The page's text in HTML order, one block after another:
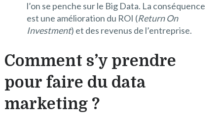
l’on se penche sur le Big Data. La conséquence
est une amélioration du ROI (Return On
Investment) et des revenus de l’entreprise.
Comment s’y prendre
pour faire du data
marketing ?